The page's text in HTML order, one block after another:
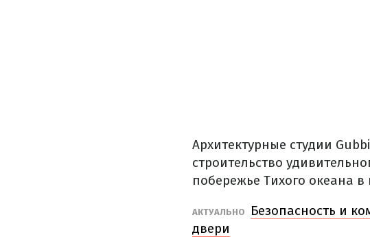
Архитектурные студии
строительство
побережье Тихого океана
АКТУАЛЬНО
Безопасность и
двери